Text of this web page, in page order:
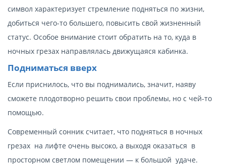
символ характеризует стремление подняться по жизни,
добиться чего-то большего, повысить свой жизненный
статус. Особое внимание стоит обратить на то, куда в
ночных грезах направлялась движущаяся кабинка.
Подниматься вверх
Если приснилось, что вы поднимались, значит, наяву
сможете плодотворно решить свои проблемы, но с чей-то
помощью.
Современный сонник считает, что подняться в ночных
грезах на лифте очень высоко, а выходя оказаться в
просторном светлом помещении — к большой удаче.